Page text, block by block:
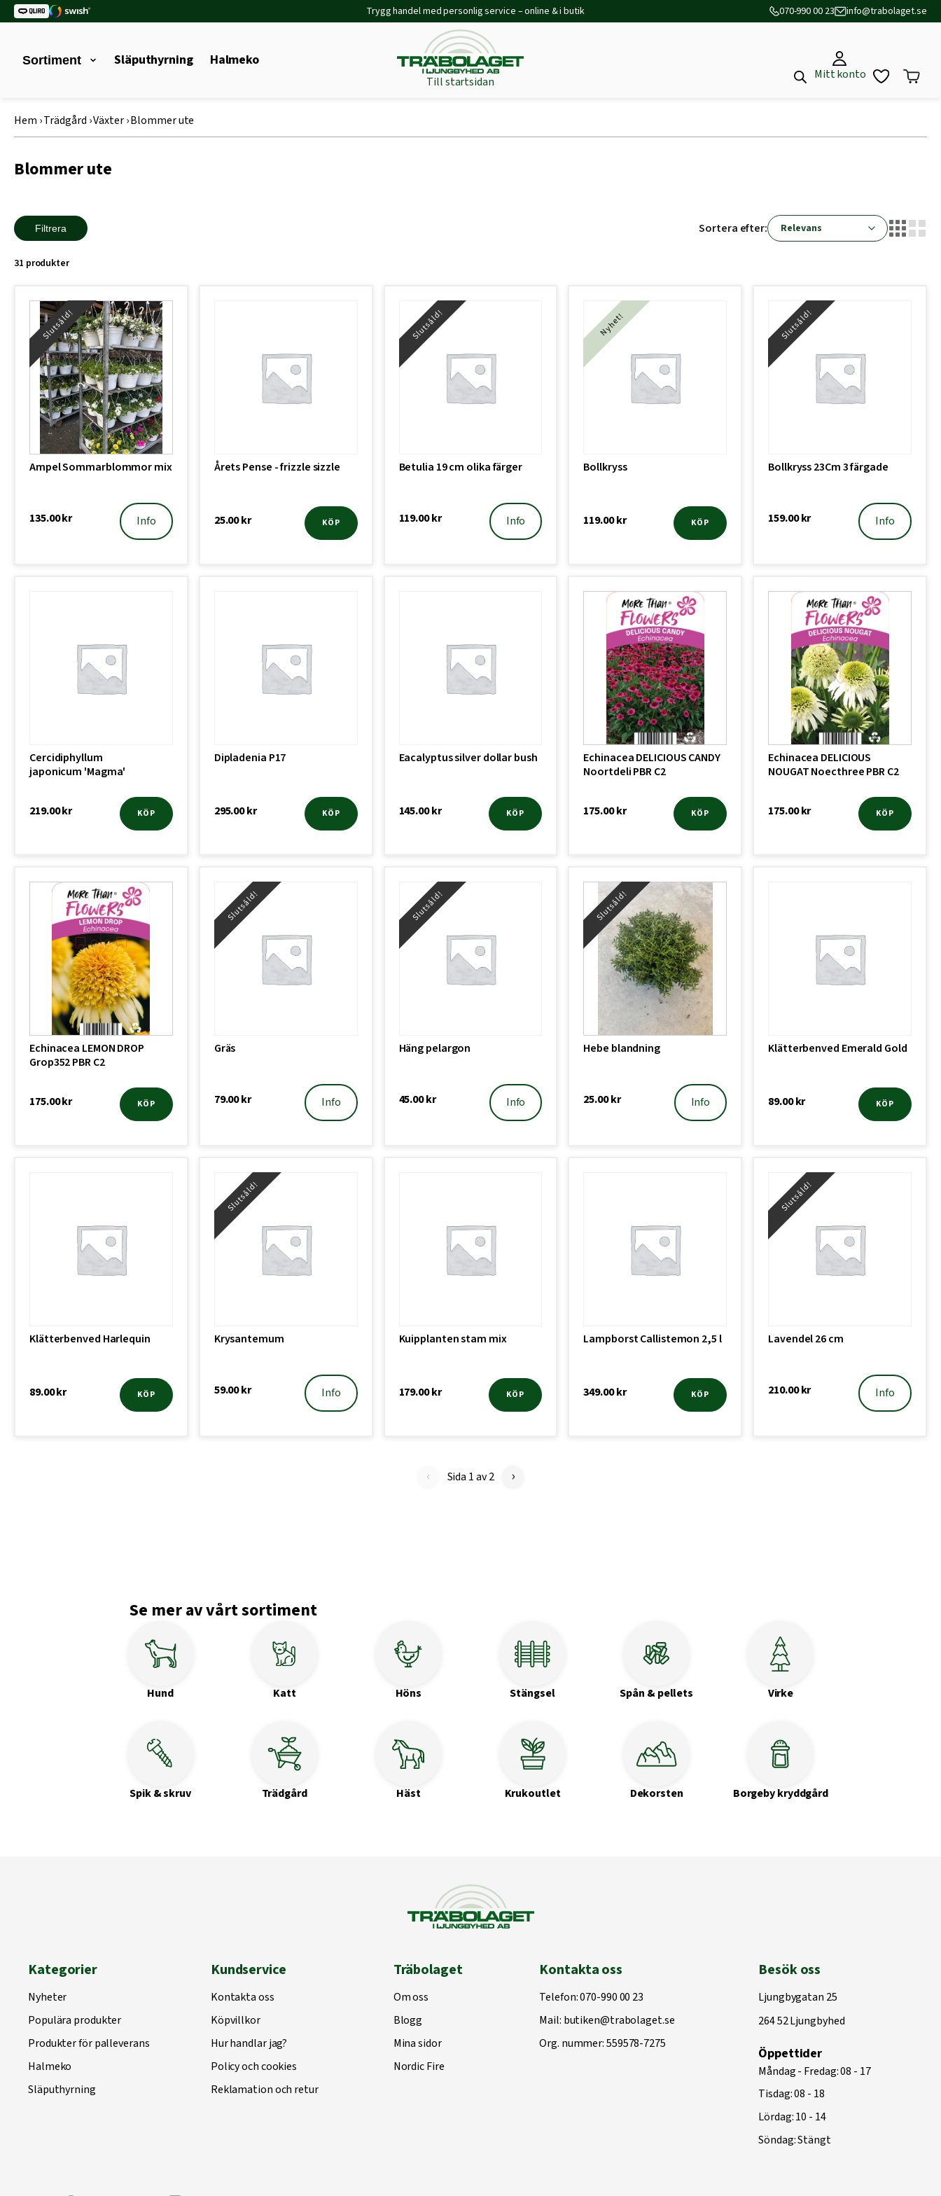
Trygg handel med personlig service – online & i butik 070-990 00 23 info@trabolaget.se
Sortiment Släputhyrning Halmeko
Till startsidan
Mitt konto
Hem ›Trädgård ›Växter›Blommer ute
Blommer ute
Filtrera Sortera efter:
31 produkter
Slutsåld!
Ampel Sommarblommor mix
135.00kr Info
Årets Pense - frizzle sizzle
25.00kr KÖP
Slutsåld!
Betulia 19 cm olika färger
119.00kr Info
Nyhet!
Bollkryss
119.00kr KÖP
Slutsåld!
Bollkryss 23Cm 3 färgade
159.00kr Info
Cercidiphyllum
japonicum 'Magma'
219.00kr KÖP
Dipladenia P17
295.00kr KÖP
Eacalyptus silver dollar bush
145.00kr KÖP
Echinacea DELICIOUS CANDY
Noortdeli PBR C2
175.00kr KÖP
Echinacea DELICIOUS
NOUGAT Noecthree PBR C2
175.00kr KÖP
Echinacea LEMON DROP
Grop352 PBR C2
175.00kr KÖP
Slutsåld!
Gräs
79.00kr Info
Slutsåld!
Häng pelargon
45.00kr Info
Slutsåld!
Hebe blandning
25.00kr Info
Klätterbenved Emerald Gold
89.00kr KÖP
Klätterbenved Harlequin
89.00kr KÖP
Slutsåld!
Krysantemum
59.00kr Info
Kuipplanten stam mix
179.00kr KÖP
Lampborst Callistemon 2,5 l
349.00kr KÖP
Slutsåld!
Lavendel 26 cm
210.00kr Info
‹ Sida 1 av 2 ›
Se mer av vårt sortiment
Hund Katt Höns Stängsel Spån & pellets Virke
Spik & skruv Trädgård Häst Krukoutlet Dekorsten Borgeby kryddgård
Kategorier
Nyheter
Populära produkter
Produkter för palleverans
Halmeko
Släputhyrning
Kundservice
Kontakta oss
Köpvillkor
Hur handlar jag?
Policy och cookies
Reklamation och retur
Träbolaget
Om oss
Blogg
Mina sidor
Nordic Fire
Kontakta oss
Telefon:070-990 00 23
Mail: butiken@trabolaget.se
Org. nummer: 559578-7275
Besök oss
Ljungbygatan 25
264 52 Ljungbyhed
Öppettider
Måndag - Fredag: 08 - 17
Tisdag: 08 - 18
Lördag: 10 - 14
Söndag: Stängt